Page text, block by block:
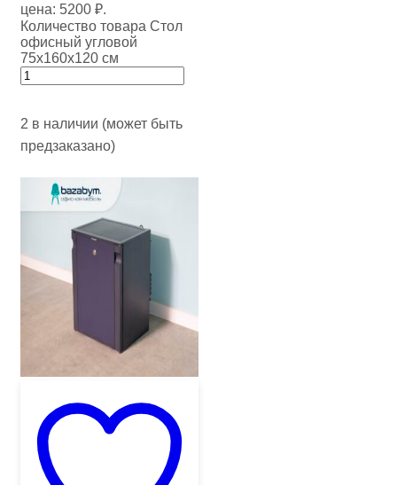
цена: 5200 ₽.
Количество товара Стол
офисный угловой
75х160х120 см
2 в наличии (может быть
предзаказано)